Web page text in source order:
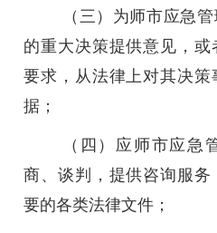
（三）为师市应急
的重大决策提供意见，
要求，从法律上对其决
据；
（四）应师市应急
商、谈判，提供咨询服
要的各类法律文件；